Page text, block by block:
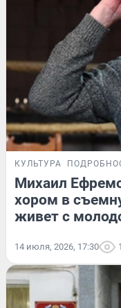
КУЛЬТУРА
Михаил
хором в
живет с
14 июля, 2026, 17:30